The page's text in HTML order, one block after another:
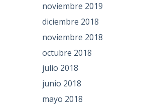
noviembre 2019
diciembre 2018
noviembre 2018
octubre 2018
julio 2018
junio 2018
mayo 2018